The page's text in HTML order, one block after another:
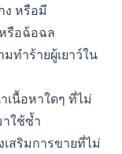
ง หรือมี
รือฉ้อฉล
ทำร้ายผู้เยาว์ใน
เนื้อหาใดๆ ที่ไม่
ใช้ซ้ำ
สริมการขายที่ไม่